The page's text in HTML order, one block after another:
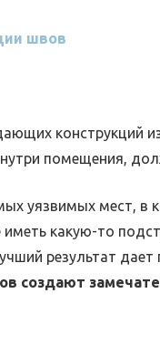
швов
конструкций
помещения,
уязвимых мест,
иметь какую-то
результат
создают